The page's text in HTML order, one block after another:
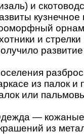
и
и
из палок
или
— кожаные
из